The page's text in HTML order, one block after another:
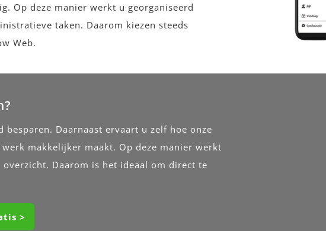
Op deze manier werkt u georganiseerd
taken. Daarom kiezen steeds
Web.
besparen. Daarnaast ervaart u zelf hoe onze
makkelijker maakt. Op deze manier werkt
Daarom is het ideaal om direct te
>